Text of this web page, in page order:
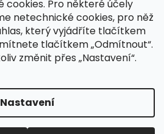
cookies. Pro některé účely
netechnické cookies, pro něž
který vyjádříte tlačítkem
tlačítkem „Odmítnout“.
změnit přes „Nastavení“.
Nastavení
sobchodními podmínkami .
. Všechna práva vyhrazena.